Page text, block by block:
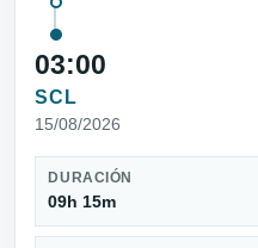
03:00
SCL
15/08/2026
DURACIÓN
09h 15m